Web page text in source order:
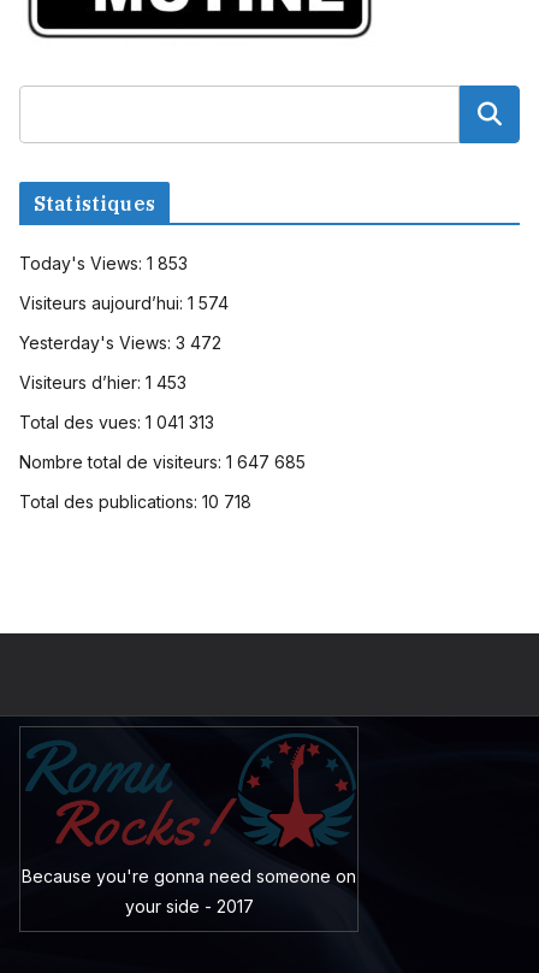
Statistiques
Today's Views: 1 853
Visiteurs aujourd’hui: 1 574
Yesterday's Views: 3 472
Visiteurs d’hier: 1 453
Total des vues: 1 041 313
Nombre total de visiteurs: 1 647 685
Total des publications: 10 718
Because you're gonna need someone on
your side - 2017